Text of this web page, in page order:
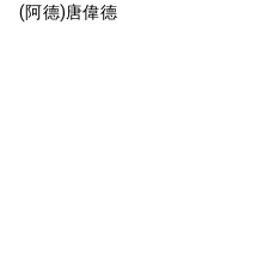
(阿德)唐偉德